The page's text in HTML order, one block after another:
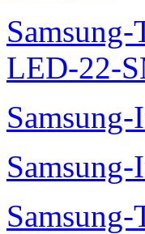
LED-22-